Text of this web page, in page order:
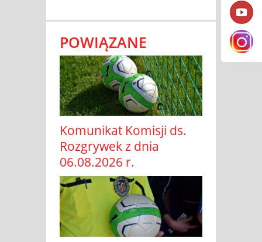
POWIĄZANE
Komunikat Komisji ds.
Rozgrywek z dnia
06.08.2026 r.